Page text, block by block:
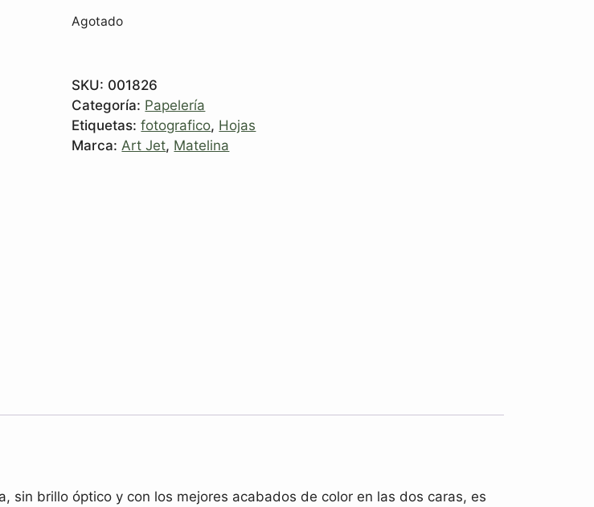
Agotado
SKU: 001826
Categoría: Papelería
Etiquetas:fotografico, Hojas
Marca: Art Jet, Matelina
sin brillo óptico y con los mejores acabados de color en las dos caras, es